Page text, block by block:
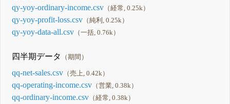
qy-yoy-ordinary-income.csv （経常, 0.25k）
qy-yoy-profit-loss.csv （純利, 0.25k）
qy-yoy-data-all.csv （一括, 0.76k）
四半期データ （期間）
qq-net-sales.csv （売上, 0.42k）
qq-operating-income.csv （営業, 0.38k）
qq-ordinary-income.csv （経常, 0.38k）